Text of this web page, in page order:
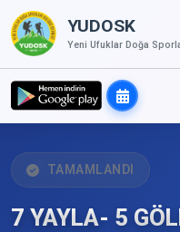
YUDOSK
Yeni Ufuklar Doğa
TAMAMLANDI
7 YAYLA- 5